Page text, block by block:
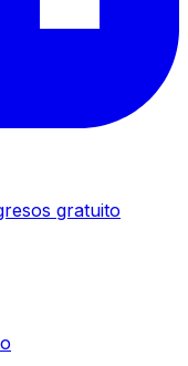
gratuito